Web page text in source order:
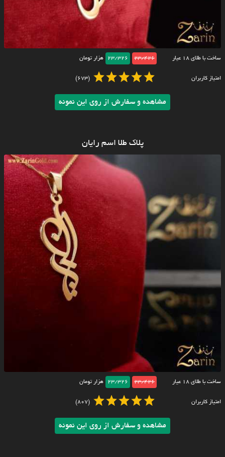
ساخت با طلای ۱۸ عیار 23/426
23/326 هزار تومان
امتیاز کاربران (673)
مشاهده و سفارش از روی این نمونه
پلاک طلا اسم رایان
ساخت با طلای ۱۸ عیار 23/426
23/326 هزار تومان
امتیاز کاربران (807)
مشاهده و سفارش از روی این نمونه